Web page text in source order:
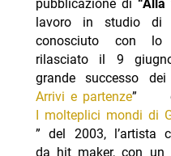
pubblicazione di
lavoro in studio di
conosciuto con
rilasciato il 9
grande successo
Arrivi e partenze”
I molteplici mondi di
” del 2003, l’artista
da hit maker, con un